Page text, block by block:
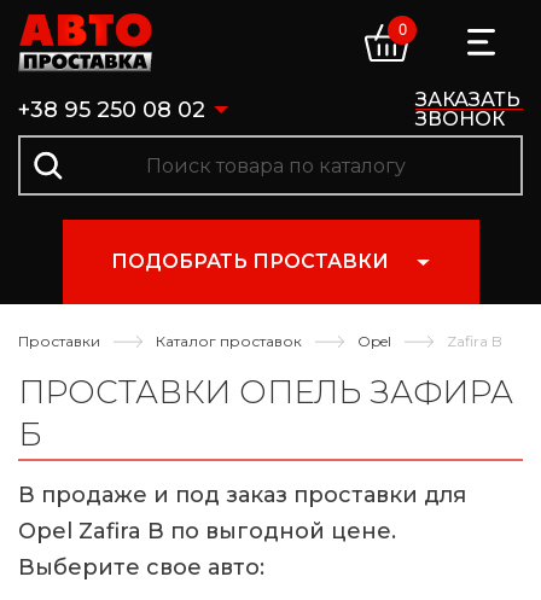
+38 95 250 08 02
ЗАКАЗАТЬ
ЗВОНОК
0
ПОДОБРАТЬ ПРОСТАВКИ
Проставки Каталог проставок Opel Zafira B
ПРОСТАВКИ ОПЕЛЬ ЗАФИРА
Б
В продаже и под заказ проставки для
Opel Zafira B по выгодной цене.
Выберите свое авто: